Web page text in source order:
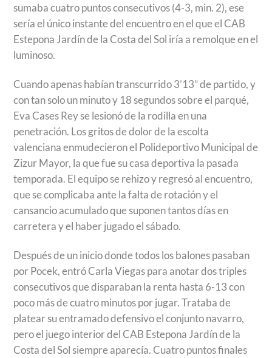
sumaba cuatro puntos consecutivos (4-3, min. 2), ese
sería el único instante del encuentro en el que el CAB
Estepona Jardín de la Costa del Sol iría a remolque en el
luminoso.
Cuando apenas habían transcurrido 3’13” de partido, y
con tan solo un minuto y 18 segundos sobre el parqué,
Eva Cases Rey se lesionó de la rodilla en una
penetración. Los gritos de dolor de la escolta
valenciana enmudecieron el Polideportivo Municipal de
Zizur Mayor, la que fue su casa deportiva la pasada
temporada. El equipo se rehizo y regresó al encuentro,
que se complicaba ante la falta de rotación y el
cansancio acumulado que suponen tantos días en
carretera y el haber jugado el sábado.
Después de un inicio donde todos los balones pasaban
por Pocek, entró Carla Viegas para anotar dos triples
consecutivos que disparaban la renta hasta 6-13 con
poco más de cuatro minutos por jugar. Trataba de
platear su entramado defensivo el conjunto navarro,
pero el juego interior del CAB Estepona Jardín de la
Costa del Sol siempre aparecía. Cuatro puntos finales